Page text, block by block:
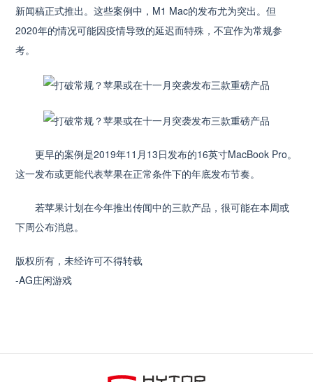
新闻稿正式推出。这些案例中，M1 Mac的发布尤为突出。但
2020年的情况可能因疫情导致的延迟而特殊，不宜作为常规参
考。
更早的案例是2019年11月13日发布的16英寸MacBook Pro。
这一发布或更能代表苹果在正常条件下的年底发布节奏。
若苹果计划在今年推出传闻中的三款产品，很可能在本周或
下周公布消息。
版权所有，未经许可不得转载
-AG庄闲游戏